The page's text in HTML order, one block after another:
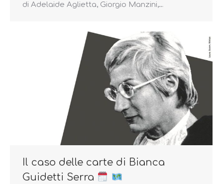
di Adelaide Aglietta, Giorgio Manzini,…
Il caso delle carte di Bianca
Guidetti Serra